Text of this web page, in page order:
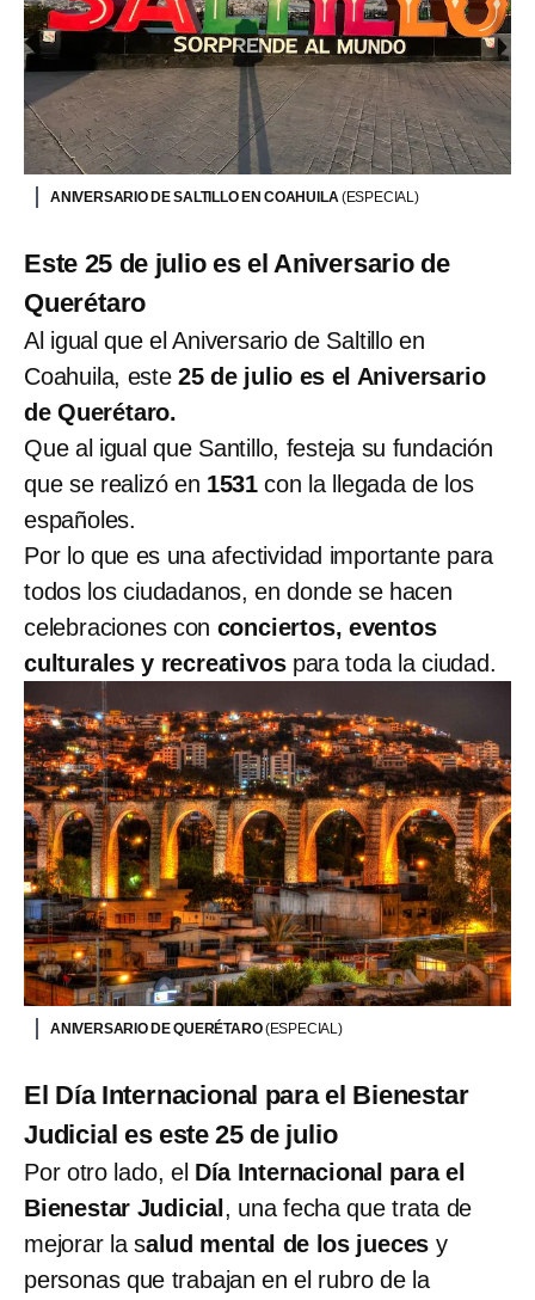
ANIVERSARIO DE SALTILLO EN COAHUILA(ESPECIAL)
Este 25 de julio es el Aniversario de
Querétaro
Al igual que el Aniversario de Saltillo en
Coahuila, este25 de julio es el Aniversario
de Querétaro.
Que al igual que Santillo, festeja su fundación
que se realizó en 1531 con la llegada de los
españoles.
Por lo que es una afectividad importante para
todos los ciudadanos, en donde se hacen
celebraciones con conciertos, eventos
culturales y recreativos para toda la ciudad.
ANIVERSARIO DE QUERÉTARO(ESPECIAL)
El Día Internacional para el Bienestar
Judicial es este 25 de julio
Por otro lado, el Día Internacional para el
Bienestar Judicial , una fecha que trata de
mejorar la salud mental de los jueces y
personas que trabajan en el rubro de la